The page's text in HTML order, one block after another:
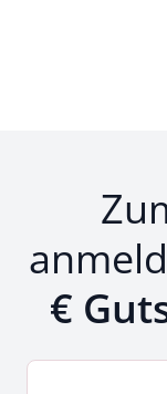
€